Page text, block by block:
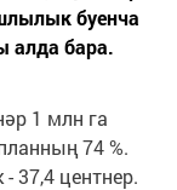
буенча
алда бара.
1 млн га
74 %.
37,4 центнер.